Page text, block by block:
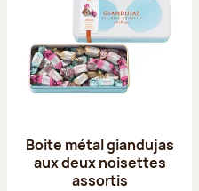
Boite métal giandujas
aux deux noisettes
assortis